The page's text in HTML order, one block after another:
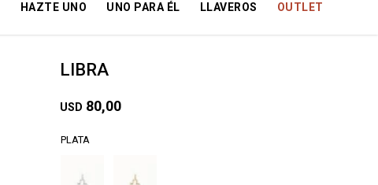
HAZTE UNO UNO PARA ÉL LLAVEROS OUTLET
LIBRA
USD 80,00
PLATA